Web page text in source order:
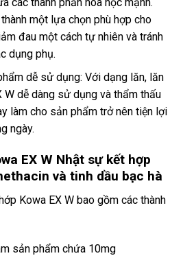
một lựa chọn phù hợp cho
đau một cách tự nhiên và tránh
dụng phụ.
dễ sử dụng: Với dạng lăn, lăn
W dễ dàng sử dụng và thẩm thấu
làm cho sản phẩm trở nên tiện lợi
ngày.
EX W Nhật sự kết hợp
và tinh dầu bạc hà
Kowa EX W bao gồm các thành
sản phẩm chứa 10mg